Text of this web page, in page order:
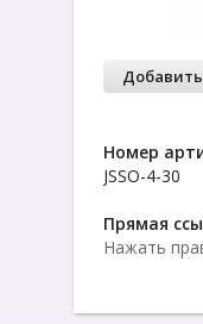
Номер
JSSO-4-30
Прямая
Нажать